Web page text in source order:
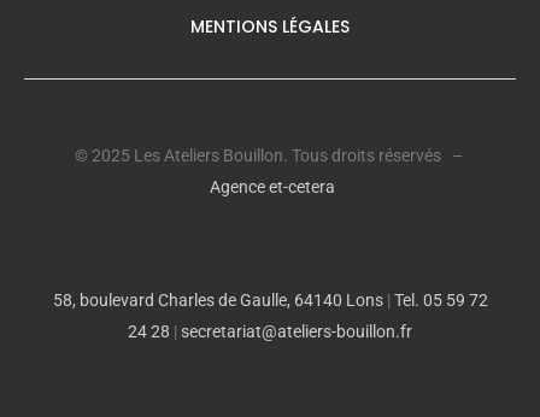
MENTIONS LÉGALES
© 2025 Les Ateliers Bouillon. Tous droits réservés –
Agence et-cetera
58, boulevard Charles de Gaulle, 64140 Lons| Tel. 05 59 72
24 28 | secretariat@ateliers-bouillon.fr